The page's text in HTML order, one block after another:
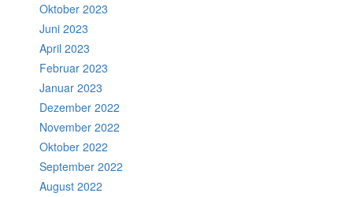
Oktober 2023
Juni 2023
April 2023
Februar 2023
Januar 2023
Dezember 2022
November 2022
Oktober 2022
September 2022
August 2022